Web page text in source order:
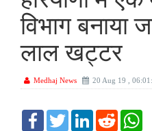
विभाग बनाया
लाल खट्टर
Medhaj News 20 Aug 19 ,
F
T
L
R